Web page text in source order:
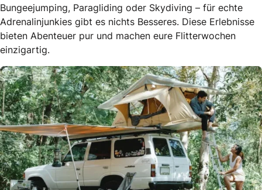
Bungeejumping, Paragliding oder Skydiving – für echte
Adrenalinjunkies gibt es nichts Besseres. Diese Erlebnisse
bieten Abenteuer pur und machen eure Flitterwochen
einzigartig.